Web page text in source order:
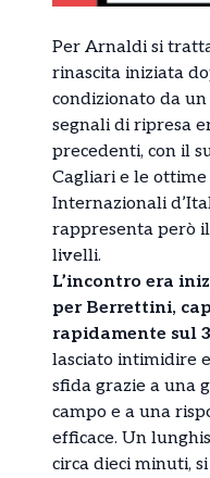
Per Arnaldi si
rinascita iniziata
condizionato da
segnali di ripresa
precedenti, con il
Cagliari e le
Internazionali
rappresenta però
livelli.
L’incontro era
per Berrettini,
rapidamente sul
lasciato intimidire
sfida grazie a una
campo e a una
efficace. Un
circa dieci minuti,